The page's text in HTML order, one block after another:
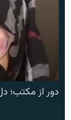
دور از مکتب؛